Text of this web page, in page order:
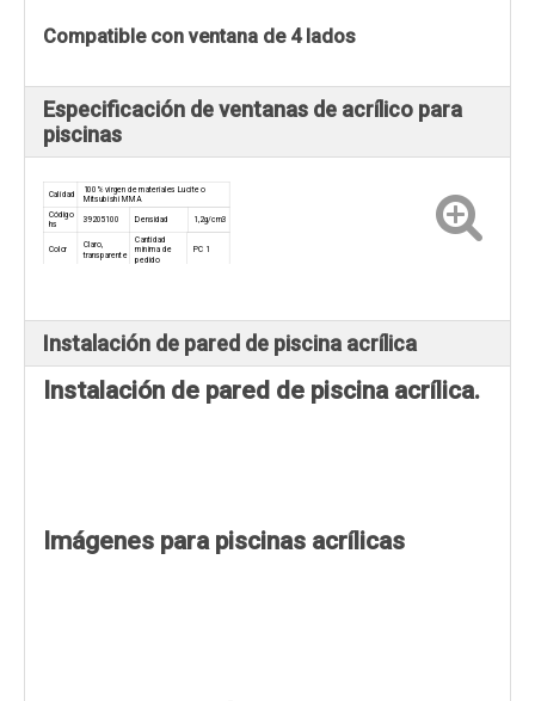
Compatible con ventana de 4 lados
Especificación de ventanas de acrílico para
piscinas
Calidad
100% virgen de materiales Lucite o
Mitsubishi MMA
Código
hs
39205100 Densidad 1,2g/cm3
Color
Claro,
transparente
Cantidad
mínima de
pedido
PC 1
Instalación de pared de piscina acrílica
Instalación de pared de piscina acrílica.
Imágenes para piscinas acrílicas